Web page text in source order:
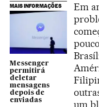
MAIS INFORMAÇÕES
Messenger
permitirá
deletar
mensagens
depois de
enviadas
Em
um